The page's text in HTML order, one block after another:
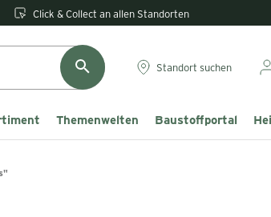
Click & Collect an allen Standorten
Standort suchen
Themenwelten Baustoffportal